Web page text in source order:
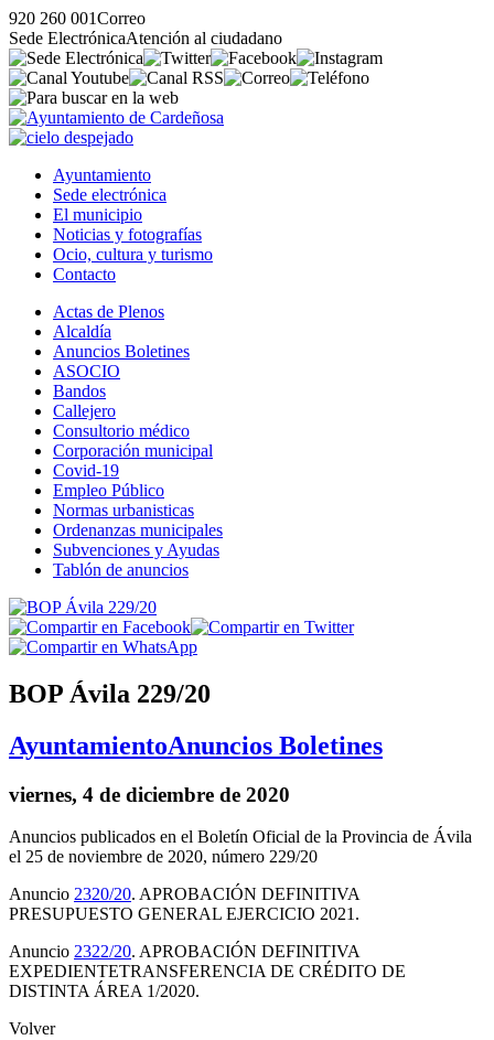
920 260 001Correo
Sede ElectrónicaAtención al ciudadano
Ayuntamiento
Sede electrónica
El municipio
Noticias y fotografías
Ocio, cultura y turismo
Contacto
Actas de Plenos
Alcaldía
Anuncios Boletines
ASOCIO
Bandos
Callejero
Consultorio médico
Corporación municipal
Covid-19
Empleo Público
Normas urbanisticas
Ordenanzas municipales
Subvenciones y Ayudas
Tablón de anuncios
BOP Ávila 229/20
AyuntamientoAnuncios Boletines
viernes, 4 de diciembre de 2020
Anuncios publicados en el Boletín Oficial de la Provincia de Ávila
el 25 de noviembre de 2020, número 229/20
Anuncio 2320/20. APROBACIÓN DEFINITIVA
PRESUPUESTO GENERAL EJERCICIO 2021.
Anuncio 2322/20. APROBACIÓN DEFINITIVA
EXPEDIENTETRANSFERENCIA DE CRÉDITO DE
DISTINTA ÁREA 1/2020.
Volver